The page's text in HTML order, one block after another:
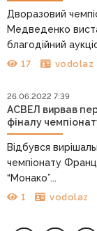
Дворазовий
Медведенко
благодійний
17 vodolaz
26.06.2022 7:39
АСВЕЛ вирвав
фіналу
Відбувся
чемпіонату
“Монако”...
1 vodolaz